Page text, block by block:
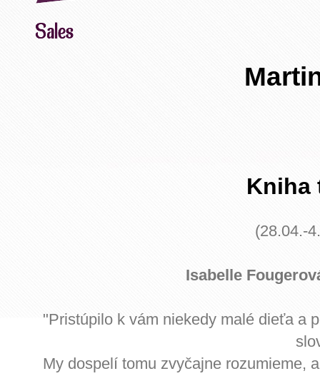
Kniha
(28.04.-
Isabelle
"Pristúpilo k vám niekedy malé dieťa a
My dospelí tomu zvyčajne rozumieme,